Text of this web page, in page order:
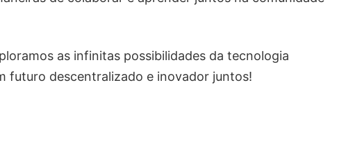
as infinitas possibilidades da tecnologia
futuro descentralizado e inovador juntos!